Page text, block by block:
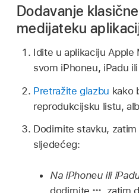
Dodavanje
medijateku
Idite uaplikaciju Apple
svom iPhoneu, iPadu
Pretražite glazbu kako
reprodukcijsku listu,
Dodirnite stavku,
sljedećeg:
Na iPhoneu ili
dodirnite
, zatim